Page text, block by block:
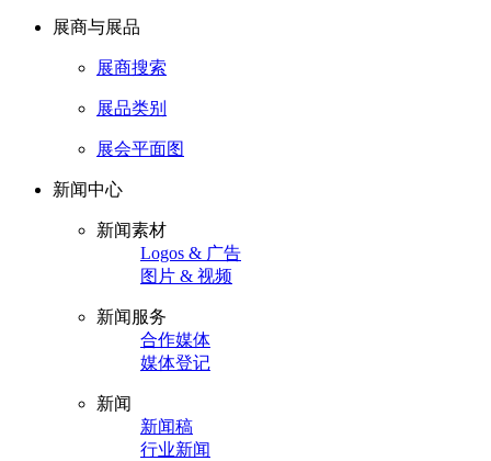
展商与展品
展商搜索
展品类别
展会平面图
新闻中心
新闻素材
Logos & 广告
图片 & 视频
新闻服务
合作媒体
媒体登记
新闻
新闻稿
行业新闻